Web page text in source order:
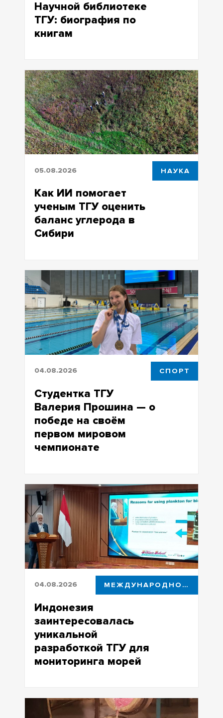
Научной библиотеке
ТГУ: биография по
книгам
партнерской площадкой нового
городского праздника
05.08.2026 НАУКА
Как ИИ помогает
ученым ТГУ оценить
баланс углерода в
Сибири
ландшафтами и Васюганскими
болотами – ключевой регион для
изучения трансформации климата
04.08.2026 СПОРТ
Студентка ТГУ
Валерия Прошина — о
победе на своём
первом мировом
чемпионате
установила рекорды России и Европы
и выиграла два золота чемпионата
мира по подводному плаванию
04.08.2026 МЕЖДУНАРОДНОЕ СОТРУДНИЧЕСТВО
Индонезия
заинтересовалась
уникальной
разработкой ТГУ для
мониторинга морей
быть использованы на побережье
Явы для раннего выявления